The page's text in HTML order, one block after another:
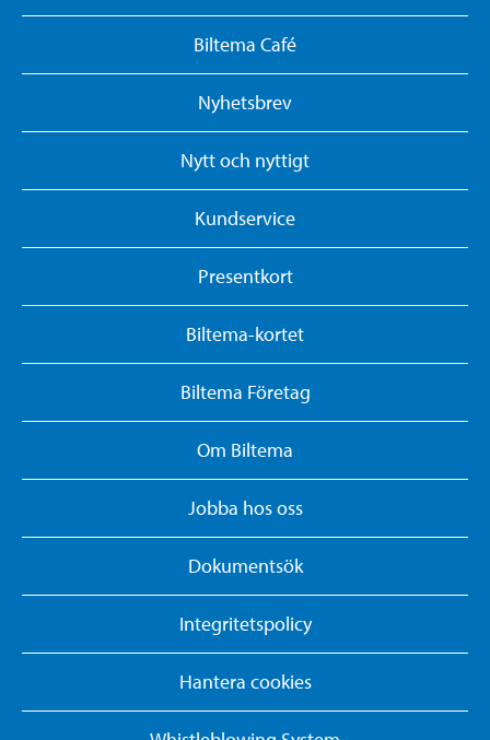
Biltema Café
Nyhetsbrev
Nytt och nyttigt
Kundservice
Presentkort
Biltema-kortet
Biltema Företag
Om Biltema
Jobba hos oss
Dokumentsök
Integritetspolicy
Hantera cookies